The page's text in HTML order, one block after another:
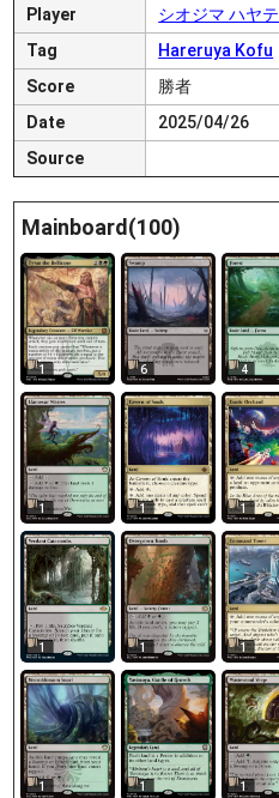
Player
シオジマ ハヤテ
Tag
Hareruya Kofu
Score
勝者
Date
2025/04/26
Source
Mainboard(100)
1 6 4
1 1 1
1 1 1
1 1 1